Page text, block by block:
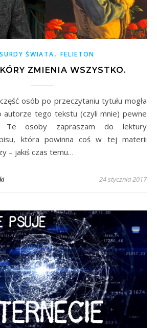
ŚWIATA, FELIETON
ZMIENIA WSZYSTKO.
autorze tego tekstu (czyli mnie) pewne
Te osoby zapraszam do lektury
która powinna coś w tej materii
– jakiś czas temu…
24 stycznia 2017